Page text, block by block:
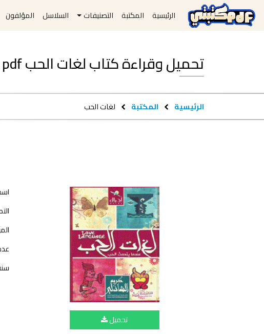
الرئيسية المكتبة التصنيفات السلاسل المؤلفون
تحميل وقراءة كتاب لغات الحب pdf مجاناً
الرئيسية المكتبة لغات الحب
تحميل
سنة